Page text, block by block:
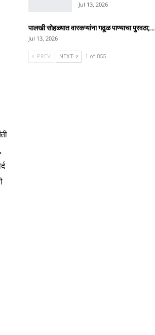
Jul 13, 2026
पालखी सोहळ्यात वारकऱ्यांना गढूळ पाण्याचा पुरवठा;…
Jul 13, 2026
PREV NEXT 1 of 855